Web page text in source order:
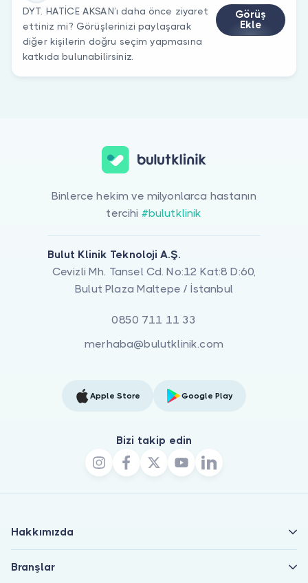
DYT. HATİCE AKSAN’ı daha önce ziyaret
ettiniz mi? Görüşlerinizi paylaşarak
diğer kişilerin doğru seçim yapmasına
katkıda bulunabilirsiniz.
Görüş
Ekle
Binlerce hekim ve milyonlarca hastanın
tercihi #bulutklinik
Bulut Klinik Teknoloji A.Ş.
Cevizli Mh. Tansel Cd. No:12 Kat:8 D:60,
Bulut Plaza Maltepe / İstanbul
0850 711 11 33
merhaba@bulutklinik.com
Apple Store Google Play
Bizi takip edin
Hakkımızda
Branşlar